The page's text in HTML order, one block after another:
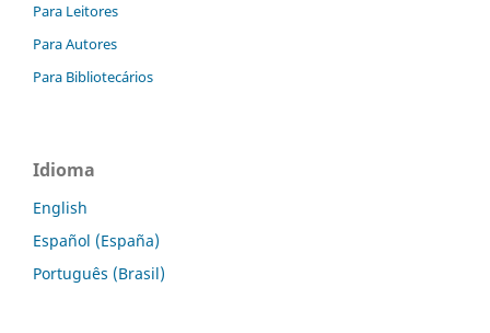
Para Leitores
Para Autores
Para Bibliotecários
Idioma
English
Español (España)
Português (Brasil)